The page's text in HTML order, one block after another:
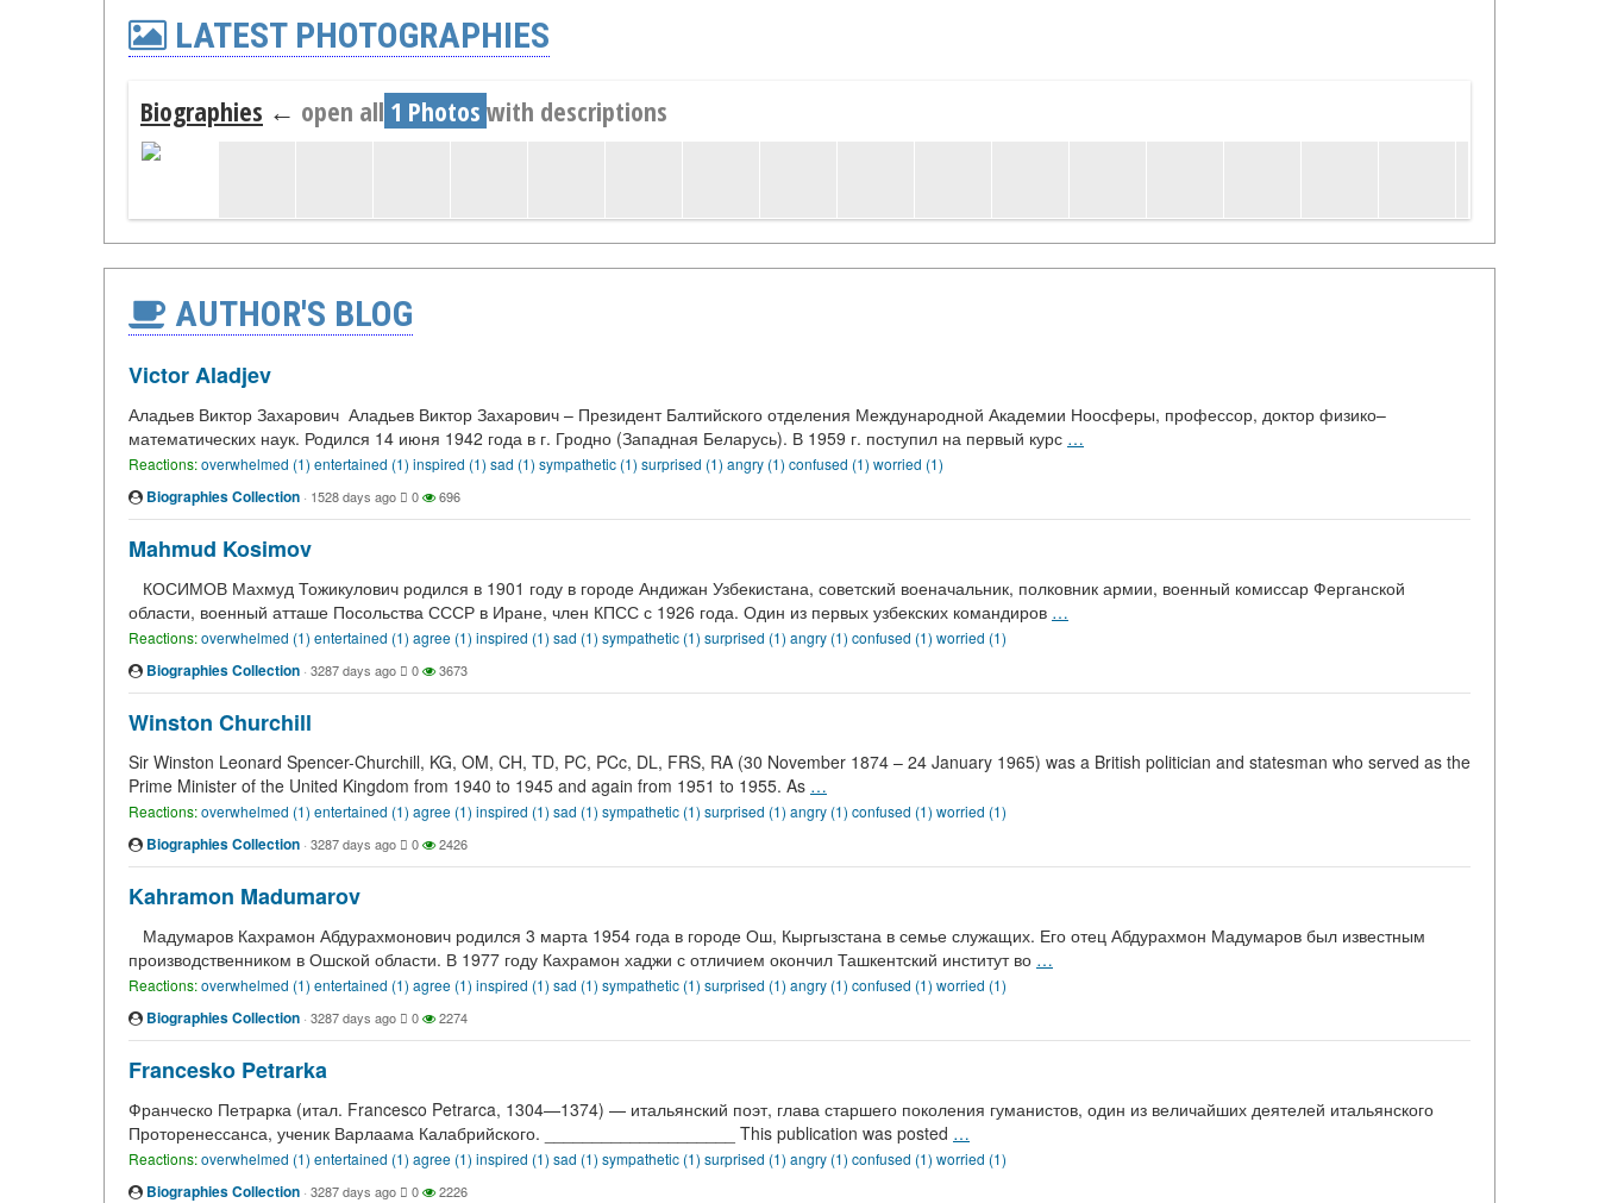
LATEST PHOTOGRAPHIES
Biographies ← open all 1 Photos with descriptions
AUTHOR'S BLOG
Victor Aladjev
Аладьев Виктор Захарович Аладьев Виктор Захарович – Президент Балтийского отделения Международной Академии Ноосферы, профессор, доктор физико–
математических наук. Родился 14 июня 1942 года в г. Гродно (Западная Беларусь). В 1959 г. поступил на первый курс …
Reactions:overwhelmed (1) entertained (1) inspired (1) sad (1) sympathetic (1) surprised (1) angry (1) confused (1) worried (1)
Biographies Collection · 1528 days ago 0 696
Mahmud Kosimov
КОСИМОВ Махмуд Тожикулович родился в 1901 году в городе Андижан Узбекистана, советский военачальник, полковник армии, военный комиссар Ферганской
области, военный атташе Посольства СССР в Иране, член КПСС с 1926 года. Один из первых узбекских командиров …
Reactions:overwhelmed (1) entertained (1) agree (1) inspired (1) sad (1) sympathetic (1) surprised (1) angry (1) confused (1) worried (1)
Biographies Collection · 3287 days ago 0 3673
Winston Churchill
Sir Winston Leonard Spencer-Churchill, KG, OM, CH, TD, PC, PCc, DL, FRS, RA (30 November 1874 – 24 January 1965) was a British politician and statesman who served as the
Prime Minister of the United Kingdom from 1940 to 1945 and again from 1951 to 1955. As …
Reactions:overwhelmed (1) entertained (1) agree (1) inspired (1) sad (1) sympathetic (1) surprised (1) angry (1) confused (1) worried (1)
Biographies Collection · 3287 days ago 0 2426
Kahramon Madumarov
Мадумаров Кахрамон Абдурахмонович родился 3 марта 1954 года в городе Ош, Кыргызстана в семье служащих. Его отец Абдурахмон Мадумаров был известным
производственником в Ошской области. В 1977 году Кахрамон хаджи с отличием окончил Ташкентский институт во …
Reactions:overwhelmed (1) entertained (1) agree (1) inspired (1) sad (1) sympathetic (1) surprised (1) angry (1) confused (1) worried (1)
Biographies Collection · 3287 days ago 0 2274
Francesko Petrarka
Франческо Петрарка (итал. Francesco Petrarca, 1304—1374) — итальянский поэт, глава старшего поколения гуманистов, один из величайших деятелей итальянского
Проторенессанса, ученик Варлаама Калабрийского. ____________________ This publication was posted …
Reactions:overwhelmed (1) entertained (1) agree (1) inspired (1) sad (1) sympathetic (1) surprised (1) angry (1) confused (1) worried (1)
Biographies Collection · 3287 days ago 0 2226